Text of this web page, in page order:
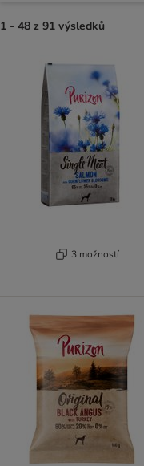
1 - 48 z 91 výsledků
3 možností